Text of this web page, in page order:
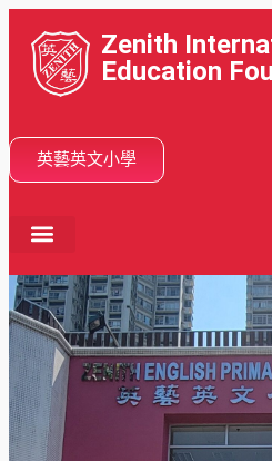
Zenith
Education
英藝英文小學